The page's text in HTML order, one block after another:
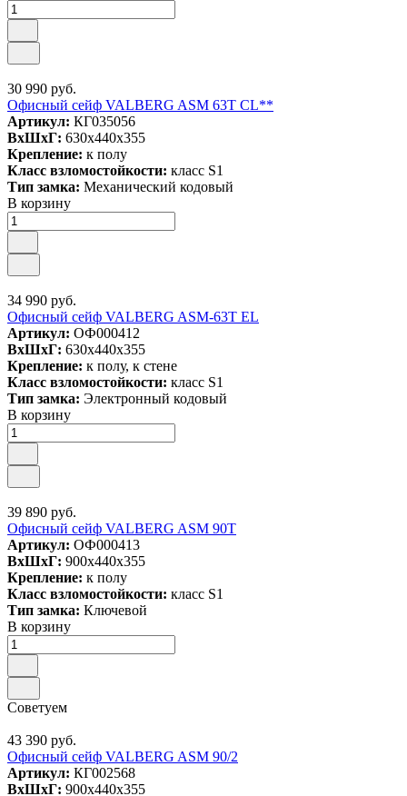
30 990 руб.
Офисный сейф VALBERG ASM 63T CL**
Артикул: КГ035056
ВxШxГ: 630x440x355
Крепление: к полу
Класс взломостойкости: класс S1
Тип замка: Механический кодовый
В корзину
34 990 руб.
Офисный сейф VALBERG ASM-63T EL
Артикул: ОФ000412
ВxШxГ: 630x440x355
Крепление: к полу, к стене
Класс взломостойкости: класс S1
Тип замка: Электронный кодовый
В корзину
39 890 руб.
Офисный сейф VALBERG ASM 90T
Артикул: ОФ000413
ВxШxГ: 900x440x355
Крепление: к полу
Класс взломостойкости: класс S1
Тип замка: Ключевой
В корзину
Советуем
43 390 руб.
Офисный сейф VALBERG ASM 90/2
Артикул: КГ002568
ВxШxГ: 900x440x355